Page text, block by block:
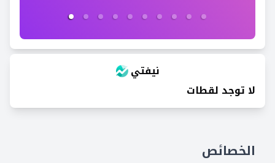
نيفتي
لا توجد لقطات
الخصائص